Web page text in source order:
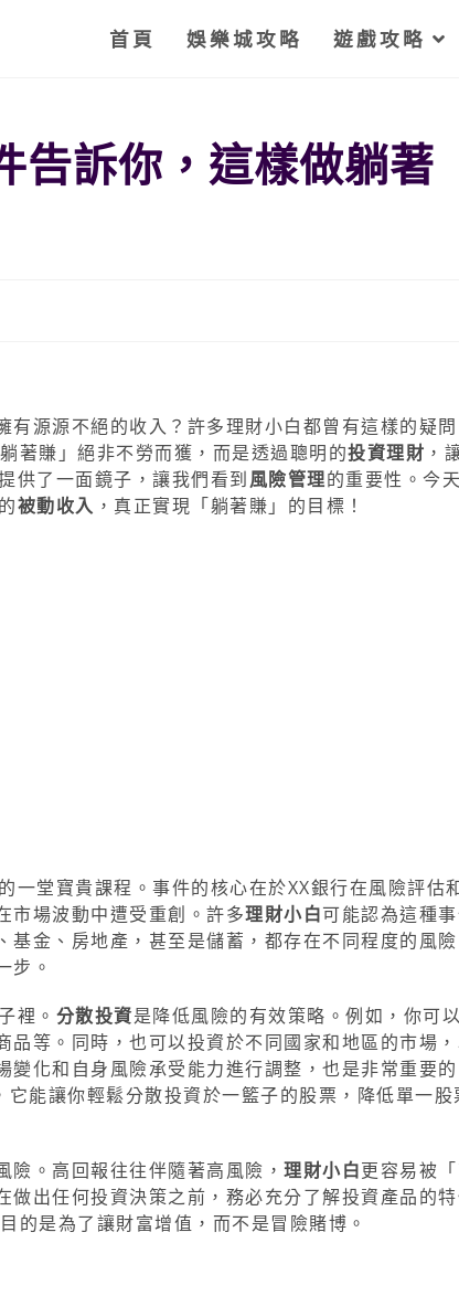
首頁 娛樂城攻略 遊戲攻略
告訴你，這樣做躺著
源源不絕的收入？許多理財小白都曾有這樣的疑
著賺」絕非不勞而獲，而是透過聰明的投資理財 ，
供了一面鏡子，讓我們看到風險管理的重要性。今
被動收入 ，真正實現「躺著賺」的目標！
的一堂寶貴課程。事件的核心在於XX銀行在風險評估
市場波動中遭受重創。許多理財小白可能認為這種
金、房地產，甚至是儲蓄，都存在不同程度的風
步。
裡。 分散投資是降低風險的有效策略。例如，你可
等。同時，也可以投資於不同國家和地區的市場
化和自身風險承受能力進行調整，也是非常重要
它能讓你輕鬆分散投資於一籃子的股票，降低單一股
。高回報往往伴隨著高風險， 理財小白更容易被
出任何投資決策之前，務必充分了解投資產品的
的是為了讓財富增值，而不是冒險賭博。